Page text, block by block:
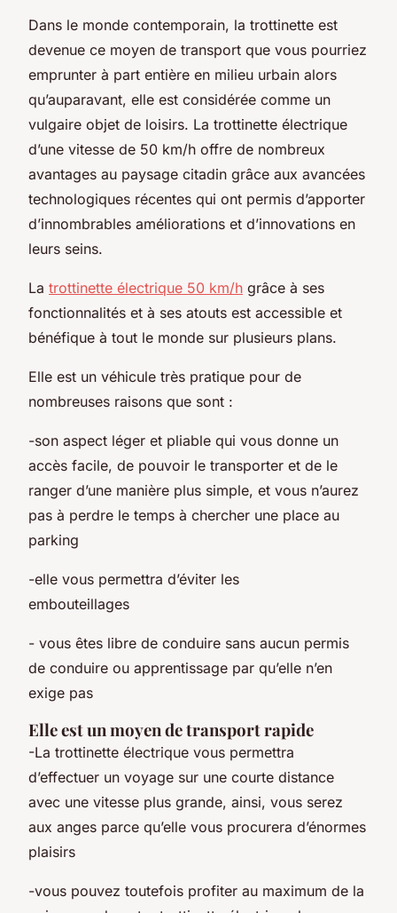
Dans le monde contemporain, la trottinette est
devenue ce moyen de transport que vous pourriez
emprunter à part entière en milieu urbain alors
qu’auparavant, elle est considérée comme un
vulgaire objet de loisirs. La trottinette électrique
d’une vitesse de 50 km/h offre de nombreux
avantages au paysage citadin grâce aux avancées
technologiques récentes qui ont permis d’apporter
d’innombrables améliorations et d’innovations en
leurs seins.
La trottinette électrique 50 km/h grâce à ses
fonctionnalités et à ses atouts est accessible et
bénéfique à tout le monde sur plusieurs plans.
Elle est un véhicule très pratique pour de
nombreuses raisons que sont :
-son aspect léger et pliable qui vous donne un
accès facile, de pouvoir le transporter et de le
ranger d’une manière plus simple, et vous n’aurez
pas à perdre le temps à chercher une place au
parking
-elle vous permettra d’éviter les
embouteillages
- vous êtes libre de conduire sans aucun permis
de conduire ou apprentissage par qu’elle n’en
exige pas
Elle est un moyen de transport rapide
-La trottinette électrique vous permettra
d’effectuer un voyage sur une courte distance
avec une vitesse plus grande, ainsi, vous serez
aux anges parce qu’elle vous procurera d’énormes
plaisirs
-vous pouvez toutefois profiter au maximum de la